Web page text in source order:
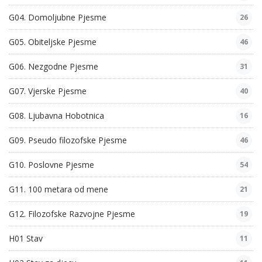
G04. Domoljubne Pjesme 26
G05. Obiteljske Pjesme 46
G06. Nezgodne Pjesme 31
G07. Vjerske Pjesme 40
G08. Ljubavna Hobotnica 16
G09. Pseudo filozofske Pjesme 46
G10. Poslovne Pjesme 54
G11. 100 metara od mene 21
G12. Filozofske Razvojne Pjesme 19
H01 Stav 11